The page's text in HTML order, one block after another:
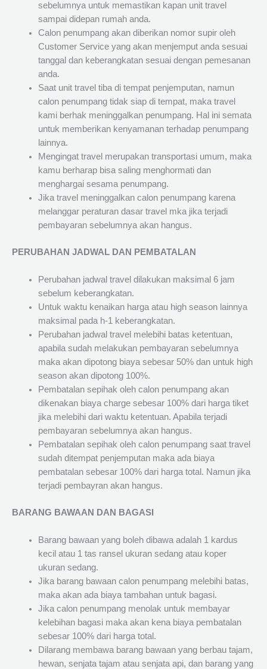
sebelumnya untuk memastikan kapan unit travel
sampai didepan rumah anda.
Calon penumpang akan diberikan nomor supir oleh
Customer Service yang akan menjemput anda sesuai
tanggal dan keberangkatan sesuai dengan pemesanan
anda.
Saat unit travel tiba di tempat penjemputan, namun
calon penumpang tidak siap di tempat, maka travel
kami berhak meninggalkan penumpang. Hal ini semata
untuk memberikan kenyamanan terhadap penumpang
lainnya.
Mengingat travel merupakan transportasi umum, maka
kamu berharap bisa saling menghormati dan
menghargai sesama penumpang.
Jika travel meninggalkan calon penumpang karena
melanggar peraturan dasar travel mka jika terjadi
pembayaran sebelumnya akan hangus.
PERUBAHAN JADWAL DAN PEMBATALAN
Perubahan jadwal travel dilakukan maksimal 6 jam
sebelum keberangkatan.
Untuk waktu kenaikan harga atau high season lainnya
maksimal pada h-1 keberangkatan.
Perubahan jadwal travel melebihi batas ketentuan,
apabila sudah melakukan pembayaran sebelumnya
maka akan dipotong biaya sebesar 50% dan untuk high
season akan dipotong 100%.
Pembatalan sepihak oleh calon penumpang akan
dikenakan biaya charge sebesar 100% dari harga tiket
jika melebihi dari waktu ketentuan. Apabila terjadi
pembayaran sebelumnya akan hangus.
Pembatalan sepihak oleh calon penumpang saat travel
sudah ditempat penjemputan maka ada biaya
pembatalan sebesar 100% dari harga total. Namun jika
terjadi pembayran akan hangus.
BARANG BAWAAN DAN BAGASI
Barang bawaan yang boleh dibawa adalah 1 kardus
kecil atau 1 tas ransel ukuran sedang atau koper
ukuran sedang.
Jika barang bawaan calon penumpang melebihi batas,
maka akan ada biaya tambahan untuk bagasi.
Jika calon penumpang menolak untuk membayar
kelebihan bagasi maka akan kena biaya pembatalan
sebesar 100% dari harga total.
Dilarang membawa barang bawaan yang berbau tajam,
hewan, senjata tajam atau senjata api, dan barang yang